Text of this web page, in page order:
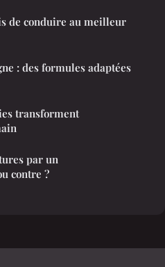
de conduire au meilleur
: des formules adaptées
transforment
par un
contre ?